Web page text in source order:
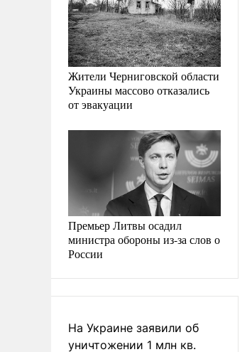
Жители Черниговской области
Украины массово отказались
от эвакуации
Премьер Литвы осадил
министра обороны из-за слов о
России
На Украине заявили об
уничтожении 1 млн кв.